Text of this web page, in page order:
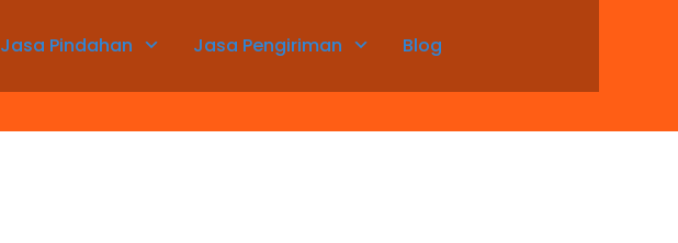
Jasa Pindahan Jasa Pengiriman Blog